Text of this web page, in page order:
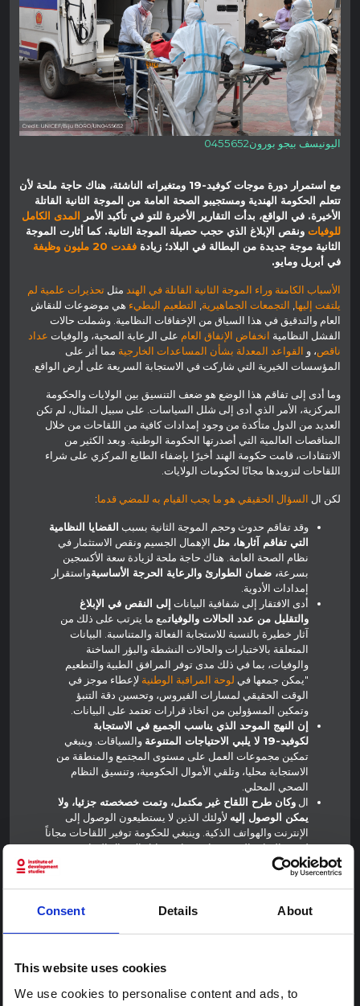
Consent Details About
This website uses cookies
We use cookies to personalise content and ads, to
اليونيسف بيجو بورون0455652
مع استمرار دورة موجات كوفيد-19 ومتغيراته الناشئة، هناك حاجة ملحة لأن
تتعلم الحكومة الهندية ومستجيبو الصحة العامة من الموجة الثانية القاتلة
الأخيرة. في الواقع، بدأت التقارير الأخيرة للتو في تأكيد الأمر المدى الكامل
للوفياتونقص الإبلاغ الذي حجب حصيلة الموجة الثانية. كما أثارت الموجة
الثانية موجة جديدة من البطالة في البلاد؛ زيادة فقدت 20 مليون وظيفة
في أبريل ومايو.
الأسباب الكامنة وراء الموجة الثانية القاتلة في الهندمثلتحذيرات علمية لم
يلتفت إليها, التجمعات الجماهيرية, التطعيم البطيءهي موضوعات للنقاش
العام والتدقيق في هذا السياق من الإخفاقات النظامية. وشملت حالات
الفشل النظاميةانخفاض الإنفاق العامعلى الرعاية الصحية، والوفياتعداد
ناقص، والقواعد المعدلة بشأن المساعدات الخارجيةمما أثر على
المؤسسات الخيرية التي شاركت في الاستجابة السريعة على أرض الواقع.
وما أدى إلى تفاقم هذا الوضع هو ضعف التنسيق بين الولايات والحكومة
المركزية، الأمر الذي أدى إلى شلل السياسات. على سبيل المثال، لم تكن
العديد من الدول متأكدة من وجود إمدادات كافية من اللقاحات من خلال
المناقصات العالمية التي أصدرتها الحكومة الوطنية. وبعد الكثير من
الانتقادات، قامت حكومة الهند أخيرًا بإضفاء الطابع المركزي على شراء
اللقاحات لتزويدها مجانًا لحكومات الولايات.
لكن الالسؤال الحقيقي هو ما يجب القيام به للمضي قدما:
وقد تفاقم حدوث وحجم الموجة الثانية بسببالقضايا النظامية
التي تفاقم آثارها، مثل الإهمال الجسيم ونقص الاستثمار في
نظام الصحة العامة. هناك حاجة ملحة لزيادة سعة الأكسجين
بسرعة، ضمان الطوارئ والرعاية الحرجة الأساسيةواستقرار
إمدادات الأدوية.
أدى الافتقار إلى شفافية البياناتإلى النقص في الإبلاغ
والتقليل من عدد الحالات والوفياتمع ما يترتب على ذلك من
آثار خطيرة بالنسبة للاستجابة الفعالة والمتناسبة. البيانات
المتعلقة بالاختبارات والحالات النشطة والبؤر الساخنة
والوفيات، بما في ذلك مدى توفر المرافق الطبية والتطعيم
"يمكن جمعها في لوحة المراقبة الوطنيةلإعطاء موجز في
الوقت الحقيقي لمسارات الفيروس، وتحسين دقة التنبؤ
وتمكين المسؤولين من اتخاذ قرارات تعتمد على البيانات.
إن النهج الموحد الذي يناسب الجميع في الاستجابة
لكوفيد-19 لا يلبي الاحتياجات المتنوعة
والسياقات. وينبغي
تمكين مجموعات العمل على مستوى المجتمع والمنطقة من
الاستجابة محليا، وتلقي الأموال الحكومية، وتنسيق النظام
الصحي المحلي.
الوكان طرح اللقاح غير مكتمل، وتمت خصخصته جزئيا، ولا
يمكن الوصول إليهلأولئك الذين لا يستطيعون الوصول إلى
الإنترنت والهواتف الذكية. وينبغي للحكومة توفير اللقاحات مجاناً
لجميع الفئات العمرية واستخدام وسائل الاتصال المناسبة
للوصول إلى الفئات الضعيفة. اعتبارا من 25
8% من السكان الهنود
تطعيم 18% إضافي جزئيًا.
لتسليموالاستجابة الفعالة تتطلب تعاوناً نشطاً بين المجتمع
للمساعدة في توفير الرعاية الحرجة. ومع ذلك، فقد تعرقلت
ذلك أساسًا إلى الشروط الصارمة لقانون (تنظيم) المساهمات
الأجنبية. لتسهيل هذه الخطوة، ستحتاج الحكومة إلى سحب